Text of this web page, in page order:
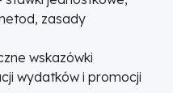
zasady
wskazówki
wydatków i promocji